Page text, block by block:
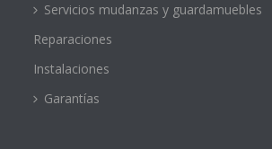
Servicios mudanzas y guardamuebles
Reparaciones
Instalaciones
Garantías